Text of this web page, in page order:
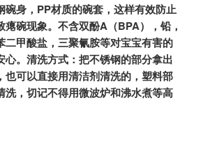
碗身，PP材质的碗套，这样有效防止
碗现象。不含双酚A（BPA），铅，
二甲酸盐，三聚氰胺等对宝宝有害的
心。清洗方式：把不锈钢的部分拿出
也可以直接用清洁剂清洗的，塑料部
洗，切记不得用微波炉和沸水煮等高